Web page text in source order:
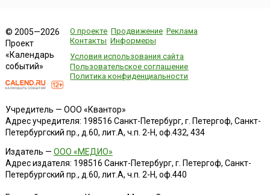
© 2005—2026
Проект
«Календарь
событий»
О проекте Продвижение Реклама
Контакты Информеры
Условия использования сайта
Пользовательское соглашение
Политика конфиденциальности
Учредитель — ООО «Квантор»
Адрес учредителя: 198516 Санкт-Петербург, г. Петергоф, Санкт-
Петербургский пр., д.60, лит.А, ч.п. 2-Н, оф.432, 434
Издатель — ООО «МЕДИО»
Адрес издателя: 198516 Санкт-Петербург, г. Петергоф, Санкт-
Петербургский пр., д.60, лит.А, ч.п. 2-Н, оф.440